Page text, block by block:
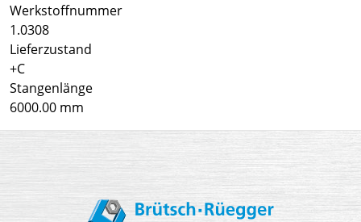
Werkstoffnummer
1.0308
Lieferzustand
+C
Stangenlänge
6000.00 mm